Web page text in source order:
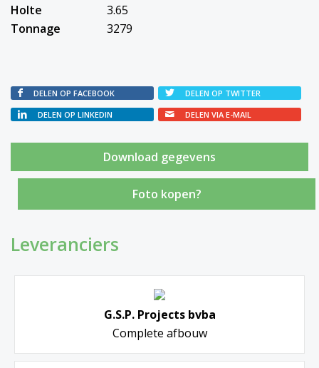
Holte
3.65
Tonnage
3279
DELEN OP FACEBOOK
DELEN OP TWITTER
DELEN OP LINKEDIN
DELEN VIA E-MAIL
Foto kopen?
Leveranciers
G.S.P. Projects bvba
Complete afbouw